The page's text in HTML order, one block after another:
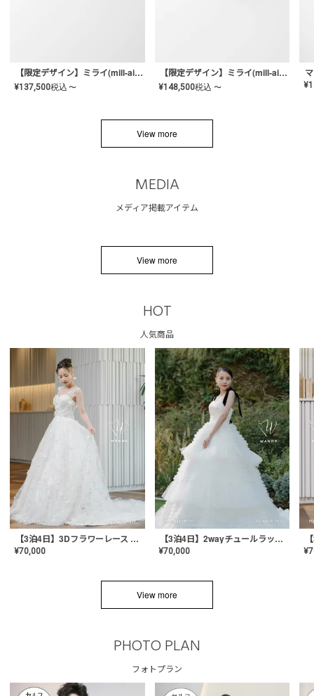
【限定デザイン】ミライ(mill-ai)リング
¥137,500税込 〜
【限定デザイン】ミライ(mill-ai)リング
¥148,500税込 〜 ¥
View more
MEDIA
メディア掲載アイテム
View more
HOT
人気商品
【3泊4日】3Dフラワーレース ドレス〈PD-WDOR-331〉
¥70,000
【3泊4日】2wayチュールラッフルドレス〈PD-WDOR-341RTL〉
¥70,000 ¥
View more
PHOTO PLAN
フォトプラン